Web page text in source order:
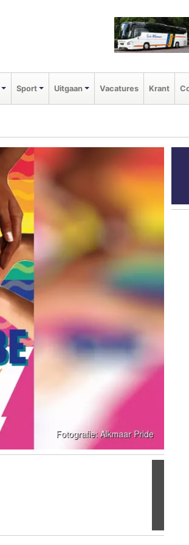
Sport Uitgaan Vacatures Krant